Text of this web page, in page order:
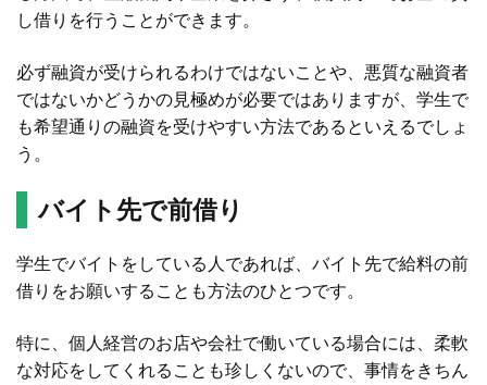
し借りを行うことができます。
必ず融資が受けられるわけではないことや、悪質な融資者
ではないかどうかの見極めが必要ではありますが、学生で
も希望通りの融資を受けやすい方法であるといえるでしょ
う。
バイト先で前借り
学生でバイトをしている人であれば、バイト先で給料の前
借りをお願いすることも方法のひとつです。
特に、個人経営のお店や会社で働いている場合には、柔軟
な対応をしてくれることも珍しくないので、事情をきちん